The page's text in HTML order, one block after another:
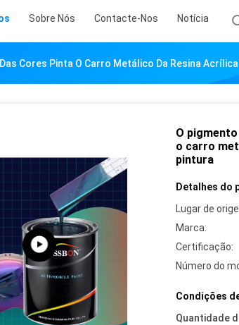
Sobre Nós Contacte-Nos Notícia
Cores Pinta O Carro Metálico Da Resina
O
o carro
pintura
Detalhes do
Lugar de
Marca:
Certificação:
Número do
Condições
Quantidade